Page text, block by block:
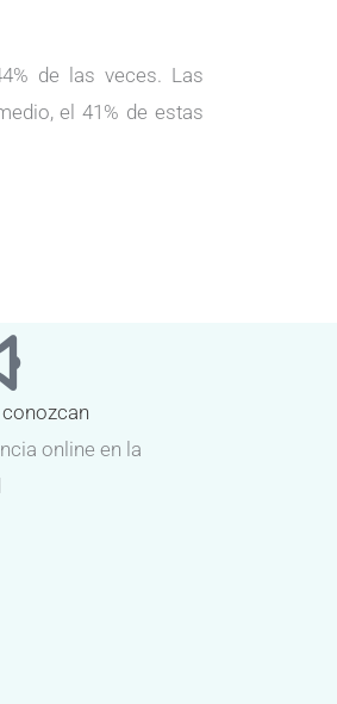
de las veces. Las
el 41% de estas
online en la